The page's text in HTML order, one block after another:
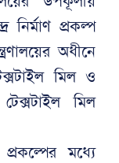
নির্মাণ প্রকল্প
অধীনে
মিল ও
মিল
প্রকল্পের মধ্যে